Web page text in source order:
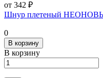
от 342 ₽
Шнур плетеный
0
В корзину
В корзину